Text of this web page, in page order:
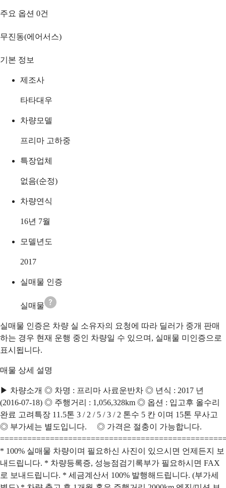
주요 옵션 0건
무진동(에어서스)
기본 정보
제조사
타타대우
차량모델
프리마 고하중
특장업체
없음(순정)
차량연식
16년 7월
모델년도
2017
실매물 인증
실매물
실매물 인증은 차량 실 소유자의 요청에 따라 딜러가 중개 판매
하는 경우 현재 운행 중인 차량일 수 있으며, 실매물 미인증으로
표시됩니다.
매물 상세 설명
▶ 차량소개 ◎ 차명 : 프리마 사료운반차 ◎ 년식 : 2017 년
(2016-07-18) ◎ 주행거리 : 1,056,328km ◎ 옵션 : 입고후 올수리
완료 고려특장 11.5톤 3 / 2 / 5 / 3 / 2 톤수 5 칸 이며 15톤 무사고
◎ 부가세는 별도입니다. ◎ 가격은 절충이 가능합니다.
* 100% 실매물 차량이며 필요하신 사진이 있으시면 언제든지 보
내드립니다. * 차량등록증, 성능점검기록부가 필요하시면 FAX
로 보내드립니다. * 세금계산서 100% 발행해드립니다. (부가세